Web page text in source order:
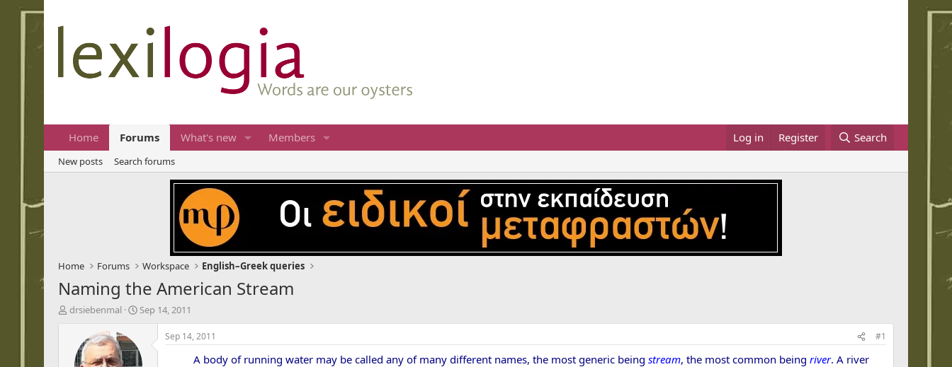
Home Forums What's new Members Log in Register Search
New posts Search forums
Home Forums Workspace English–Greek queries
Naming the American Stream
T
drsiebenmal
S
t
Sep 14, 2011
Sep 14, 2011 #1
A body of running water may be called any of many different names, the most generic being stream, the most common being river. A river